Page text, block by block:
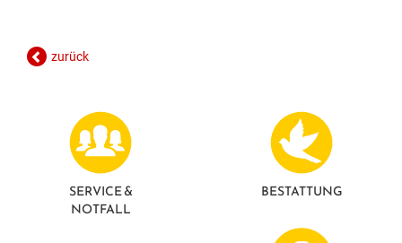
zurück
SERVICE &
NOTFALL
BESTATTUNG